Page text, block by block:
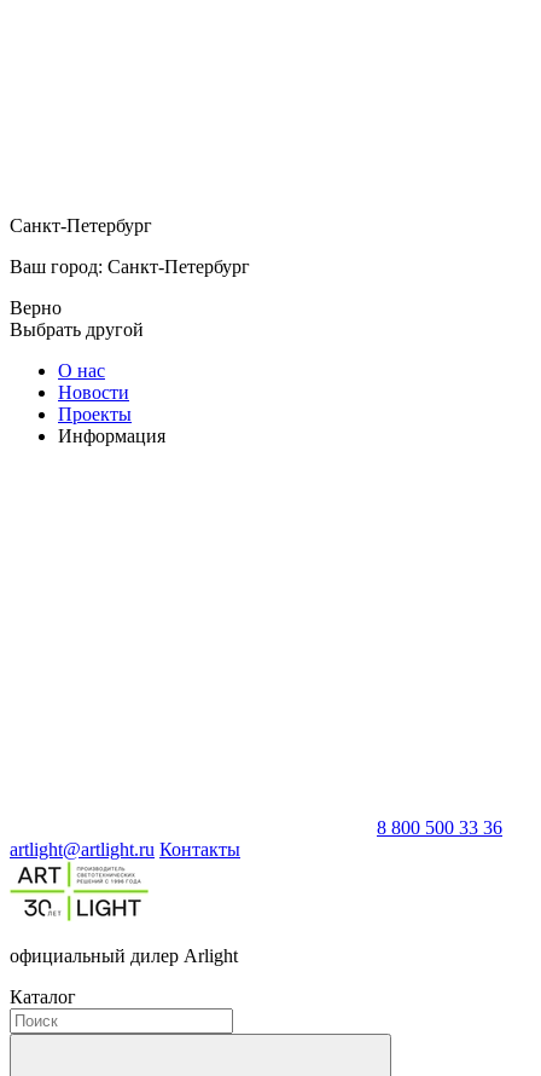
Санкт-Петербург
Ваш город: Санкт-Петербург
Верно
Выбрать другой
О нас
Новости
Проекты
Информация
8 800 500 33 36
artlight@artlight.ru Контакты
официальный дилер Arlight
Каталог